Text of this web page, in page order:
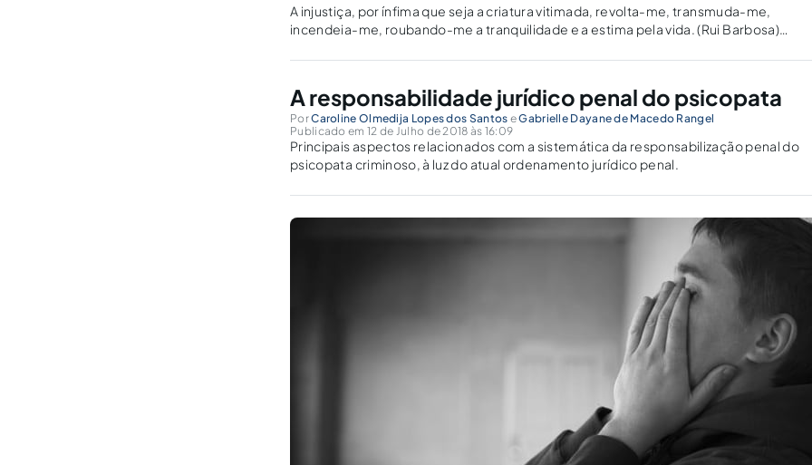
A injustiça, por ínfima que seja a criatura vitimada, revolta-me, transmuda-me,
incendeia-me, roubando-me a tranquilidade e a estima pela vida. (Rui Barbosa)
exauriente o caso de prisões provisórias de...
A responsabilidade jurídico penal do psicopata
PorCaroline Olmedija Lopes dos Santos eGabrielle Dayane de Macedo Rangel
Publicado em 12 de Julho de 2018 às 16:09
Principais aspectos relacionados com a sistemática da responsabilização penal do
psicopata criminoso, à luz do atual ordenamento jurídico penal.